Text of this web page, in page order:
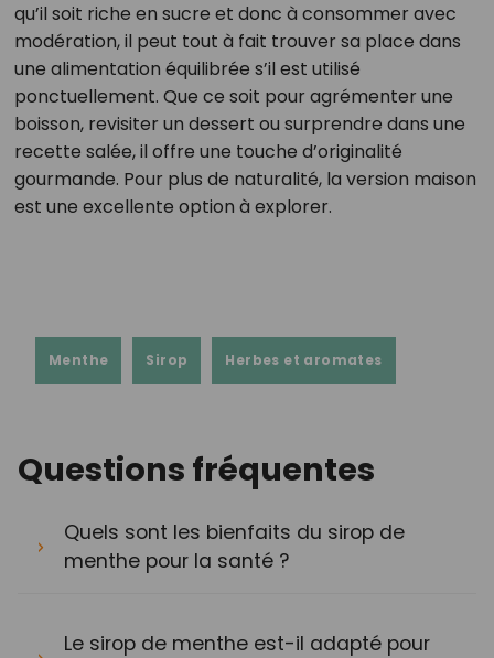
qu’il soit riche en sucre et donc à consommer avec
modération, il peut tout à fait trouver sa place dans
une alimentation équilibrée s’il est utilisé
ponctuellement. Que ce soit pour agrémenter une
boisson, revisiter un dessert ou surprendre dans une
recette salée, il offre une touche d’originalité
gourmande. Pour plus de naturalité, la version maison
est une excellente option à explorer.
Menthe Sirop Herbes et aromates
Questions fréquentes
Quels sont les bienfaits du sirop de
menthe pour la santé ?
Le sirop de menthe est-il adapté pour